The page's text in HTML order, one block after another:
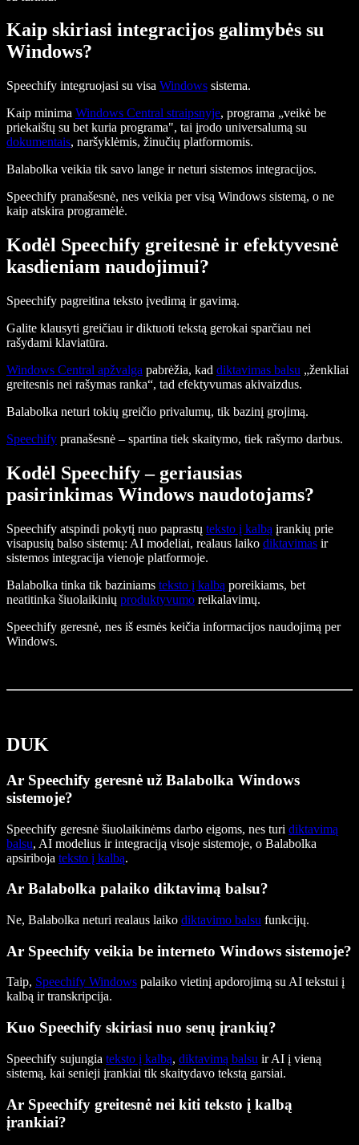
Kaip skiriasi integracijos galimybės su
Windows?
Speechify integruojasi su visa Windows sistema.
Kaip minima Windows Central straipsnyje, programa „veikė be
priekaištų su bet kuria programa", tai įrodo universalumą su
dokumentais, naršyklėmis, žinučių platformomis.
Balabolka veikia tik savo lange ir neturi sistemos integracijos.
Speechify pranašesnė, nes veikia per visą Windows sistemą, o ne
kaip atskira programėlė.
Kodėl Speechify greitesnė ir efektyvesnė
kasdieniam naudojimui?
Speechify pagreitina teksto įvedimą ir gavimą.
Galite klausyti greičiau ir diktuoti tekstą gerokai sparčiau nei
rašydami klaviatūra.
Windows Central apžvalga pabrėžia, kad diktavimas balsu „ženkliai
greitesnis nei rašymas ranka“, tad efektyvumas akivaizdus.
Balabolka neturi tokių greičio privalumų, tik bazinį grojimą.
Speechify pranašesnė – spartina tiek skaitymo, tiek rašymo darbus.
Kodėl Speechify – geriausias
pasirinkimas Windows naudotojams?
Speechify atspindi pokytį nuo paprastų teksto į kalbą įrankių prie
visapusių balso sistemų: AI modeliai, realaus laiko diktavimas ir
sistemos integracija vienoje platformoje.
Balabolka tinka tik baziniams teksto į kalbą poreikiams, bet
neatitinka šiuolaikinių produktyvumo reikalavimų.
Speechify geresnė, nes iš esmės keičia informacijos naudojimą per
Windows.
DUK
Ar Speechify geresnė už Balabolka Windows
sistemoje?
Speechify geresnė šiuolaikinėms darbo eigoms, nes turi diktavimą
balsu, AI modelius ir integraciją visoje sistemoje, o Balabolka
apsiriboja teksto į kalbą.
Ar Balabolka palaiko diktavimą balsu?
Ne, Balabolka neturi realaus laiko diktavimo balsu funkcijų.
Ar Speechify veikia be interneto Windows sistemoje?
Taip, Speechify Windows palaiko vietinį apdorojimą su AI tekstui į
kalbą ir transkripcija.
Kuo Speechify skiriasi nuo senų įrankių?
Speechify sujungia teksto į kalbą, diktavimą balsu ir AI į vieną
sistemą, kai senieji įrankiai tik skaitydavo tekstą garsiai.
Ar Speechify greitesnė nei kiti teksto į kalbą
įrankiai?